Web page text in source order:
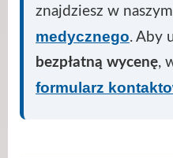
znajdziesz w naszym
medycznego. Aby
bezpłatną wycenę,
formularz